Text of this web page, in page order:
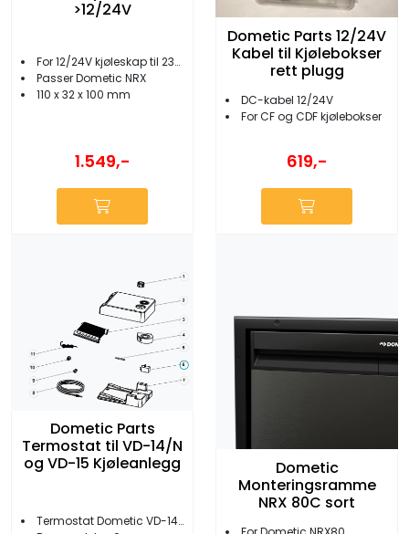
>12/24V
For 12/24V kjøleskap til 230V nett
Passer Dometic NRX
110 x 32 x 100 mm
1.549,-
Dometic Parts 12/24V
Kabel til Kjølebokser
rett plugg
DC-kabel 12/24V
For CF og CDF kjølebokser
619,-
Dometic Parts
Termostat til VD-14/N
og VD-15 Kjøleanlegg
Termostat Dometic VD-14N/VD-15
Dometic
Monteringsramme
NRX 80C sort